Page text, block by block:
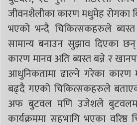
जीवनशैलीका कारण मधुमेह रोगका
भएको भन्दै चिकित्सकहरुले
सामान्य बनाउन सुझाव दिएका छन्
कारण मानव अति ब्यस्त बन्ने र
आधुनिकतामा ढाल्ने गरेका कारण
बढ्दै गएको चिकित्सकहरुले
अफ बुटवल मणि उजेशले
कार्यक्रममा सहभागि भएका